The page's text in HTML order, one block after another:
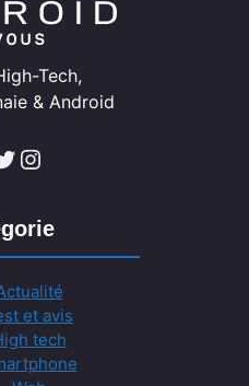
Tech,
& Android
Instagram
et avis
tech